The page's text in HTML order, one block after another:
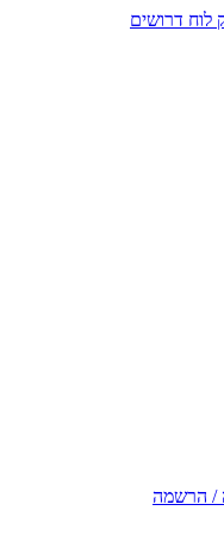
לוח דרושים
/ הרשמה